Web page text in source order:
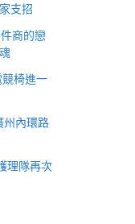
支招
商的戀
椅進一
州內環路
理隊再次